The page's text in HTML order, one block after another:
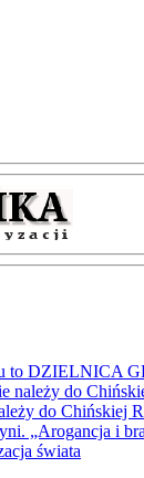
to DZIELNICA
należy do
do Chińskiej
„Arogancja i
świata